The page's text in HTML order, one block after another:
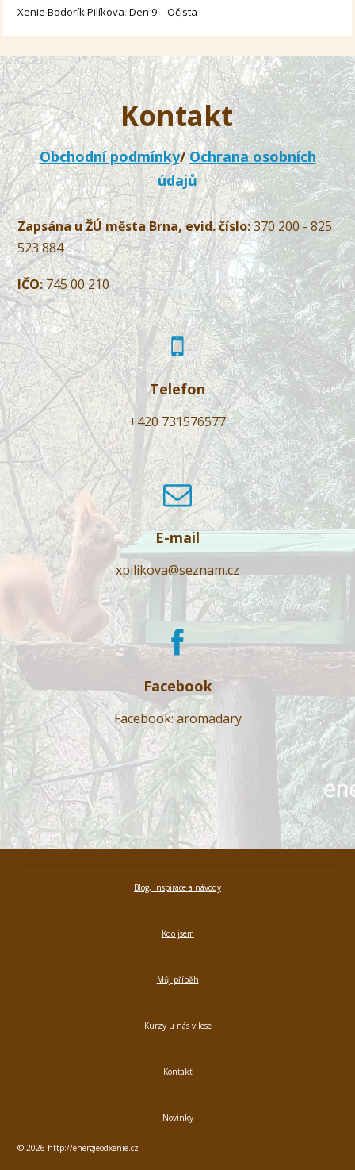
Xenie Bodorík Pilíkova:Den 9 – Očista
Kontakt
Obchodní podmínky/Ochrana osobních
údajů
Zapsána u ŽÚ města Brna, evid. číslo:370 200 - 825
523 884
IČO:745 00 210
Telefon
+420 731576577
E-mail
xpilikova@seznam.cz
Facebook
Facebook: aromadary
Blog, inspirace a návody
Kdo jsem
Můj příběh
Kurzy u nás v lese
Kontakt
Novinky
© 2026 http://energieodxenie.cz